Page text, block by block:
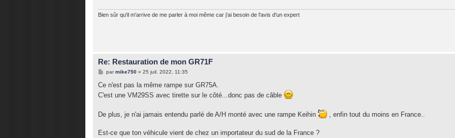
Bien sûr qu'il m'arrive de me parler à moi même car j'ai besoin de l'avis d'un expert
Re: Restauration de mon GR71F
M
s
a
parmike750» 25 juil. 2022, 11:35
Ce n'est pas la même rampe sur GR75A.
C'est une VM29SS avec tirette sur le côté...donc pas de câble
De plus, je n'ai jamais entendu parlé de A/H monté avec une rampe Keihin , enfin tout du moins en France..
Est-ce que ton véhicule vient de chez un importateur du sud de la France ?